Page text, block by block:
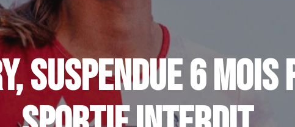
SUSPENDUE 6 MOIS